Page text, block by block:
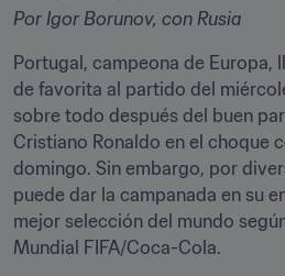
Por Igor Borunov, con Rusia
Portugal, campeona de Europa,
de favorita al partido del
sobre todo después del buen
Cristiano Ronaldo en el choque
domingo. Sin embargo, por
puede dar la campanada en su
mejor selección del mundo
Mundial FIFA/Coca-Cola.